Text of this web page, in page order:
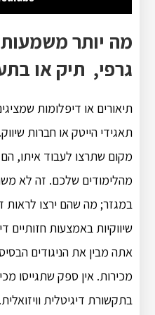
מה יותר
גרפי, תיק או
תיאורים או דיפלומות
תאגידי הייטק או חברות
מקום שתרצו לעבוד איתו, הם
מהלימודים שלכם. זה לא
במגזר; מה שהם ירצו לראות
שיווקיות באמצעות חזותיים
אתה מבין את הניגודים
מכירות. אין ספק שתגייסו
בתקשורת דיגיטלית